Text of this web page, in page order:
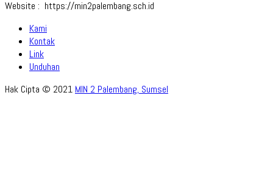
Website : https://min2palembang.sch.id
Kami
Kontak
Link
Unduhan
Hak Cipta © 2021 MIN 2 Palembang, Sumsel